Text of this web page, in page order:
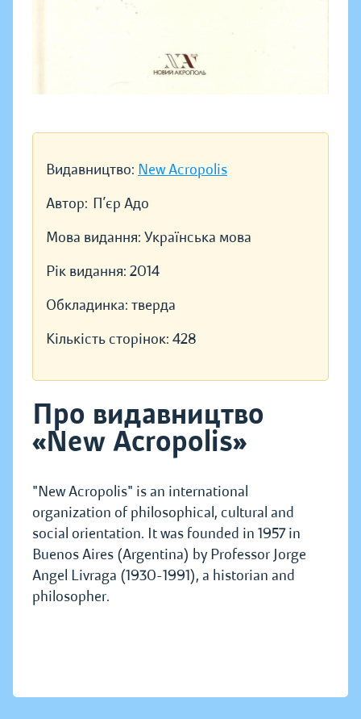
Видавництво: New Acropolis
Автор: П’єр Адо
Мова видання: Українська мова
Рік видання: 2014
Обкладинка: тверда
Кількість сторінок: 428
Про видавництво
«New Acropolis»
"New Acropolis" is an international
organization of philosophical, cultural and
social orientation. It was founded in 1957 in
Buenos Aires (Argentina) by Professor Jorge
Angel Livraga (1930-1991), a historian and
philosopher.